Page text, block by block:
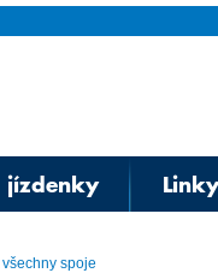
jízdenky
spoje